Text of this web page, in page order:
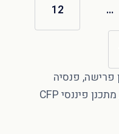
…
12